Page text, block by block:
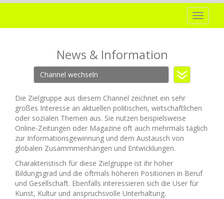
Toggle
News & Information
Channel wechseln
Die Zielgruppe aus diesem Channel zeichnet ein sehr
großes Interesse an aktuellen politischen, wirtschaftlichen
oder sozialen Themen aus. Sie nutzen beispielsweise
Online-Zeitungen oder Magazine oft auch mehrmals täglich
zur Informationsgewinnung und dem Austausch von
globalen Zusammmenhängen und Entwicklungen.
Charakteristisch für diese Zielgruppe ist ihr hoher
Bildungsgrad und die oftmals höheren Positionen in Beruf
und Gesellschaft. Ebenfalls interessieren sich die User für
Kunst, Kultur und anspruchsvolle Unterhaltung.